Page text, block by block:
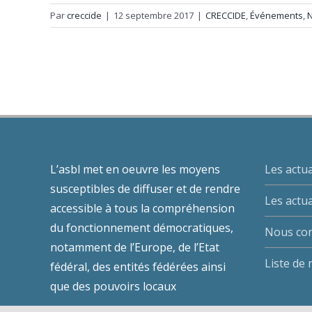
Parcreccide | 12 septembre 2017 | CRECCIDE,Événements,
L’asbl met en oeuvre les moyens
susceptibles de diffuser et de rendre
accessible à tous la compréhension
du fonctionnement démocratiques,
notamment de l’Europe, de l’Etat
fédéral, des entités fédérées ainsi
que des pouvoirs locaux
Les
Les
Nous
Liste de